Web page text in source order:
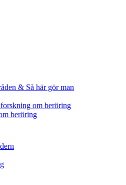
& Så här gör man
om beröring
beröring